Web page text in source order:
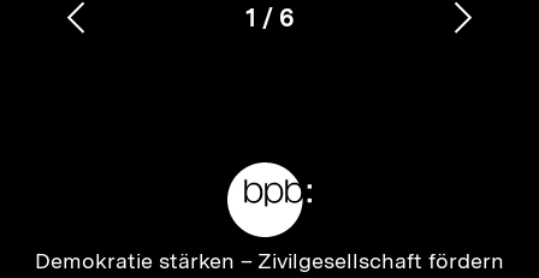
Karussellinhalt
1
von
/ 6
Vorherigen
Zur
Demokratie stärken – Zivilgesellschaft fördern